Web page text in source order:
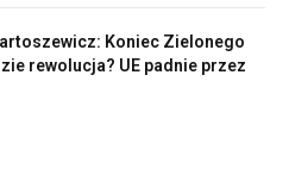
Koniec Zielonego
rewolucja? UE padnie przez